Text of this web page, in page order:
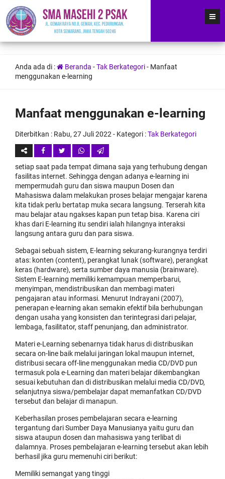
Anda ada di : Beranda -Tak Berkategori- Manfaat
menggunakan e-learning
Manfaat menggunakan e-learning
Diterbitkan : Rabu, 27 Juli 2022 - Kategori :Tak Berkategori
setiap saat pada tempat dimana saja yang terhubung dengan
fasilitas internet. Sehingga dengan adanya e-learning ini
mempermudah guru dan siswa maupun Dosen dan
Mahasiswa dalam melakukan proses belajar mengajar karena
kita tidak perlu bertatap muka secara langsung. Terserah kita
mau belajar atau ngakses kapan pun tetap bisa. Karena ciri
khas dari E-learning itu sendiri ialah hilangnya interaksi
langsung antara guru dan para siswa.
Sebagai sebuah sistem, E-learning sekurang-kurangnya terdiri
atas: konten (content), perangkat lunak (software), perangkat
keras (hardware), serta sumber daya manusia (brainware).
Sistem E-learning memiliki kemampuan memperbarui,
menyimpan, mendistribusikan dan membagi materi
pengajaran atau informasi. Menurut Indrayani (2007),
penerapan e-learning akan semakin efektif bila berhubungan
dengan usaha yang konsisten dan terintegrasi dari pelajar,
lembaga, fasilitator, staff penunjang, dan administrator.
Materi e-Learning sebenarnya tidak harus di distribusikan
secara on-line baik melalui jaringan lokal maupun internet,
distribusi secara off-line menggunakan media CD/DVD pun
termasuk pola e-Learning dan materi belajar dikembangkan
sesuai kebutuhan dan di distribusikan melalui media CD/DVD,
selanjutnya siswa/pembelajar dapat memanfatkan CD/DVD
tersebut dan belajar di manapun.
Keberhasilan proses pembelajaran secara e-learning
tergantung dari Sumber Daya Manusianya yaitu guru dan
siswa ataupun dosen dan mahasiswa yang terlibat di
dalamnya. Proses pembelajaran e-learning tersebut akan lebih
berhasil jika guru memenuhi ciri berikut:
Memiliki semangat yang tinggi